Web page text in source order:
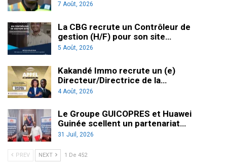
7 Août, 2026
La CBG recrute un Contrôleur de
gestion (H/F) pour son site…
5 Août, 2026
Kakandé Immo recrute un (e)
Directeur/Directrice de la…
4 Août, 2026
Le Groupe GUICOPRES et Huawei
Guinée scellent un partenariat…
31 Juil, 2026
PREV NEXT 1 De 452